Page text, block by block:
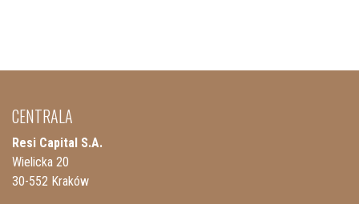
CENTRALA
Resi Capital S.A.
Wielicka 20
30-552 Kraków